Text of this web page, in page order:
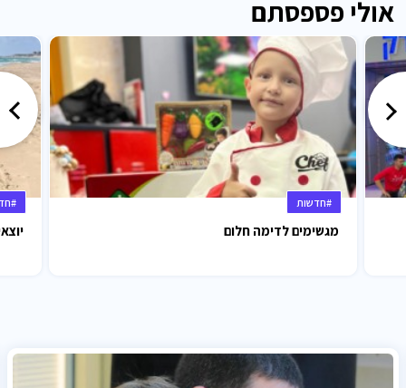
אולי פספסתם
#חדשות
מגשימים לדימה חלום